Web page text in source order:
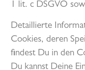
1 lit. c DSGVO
Detaillierte
Cookies, deren
findest Du in den
Du kannst Deine